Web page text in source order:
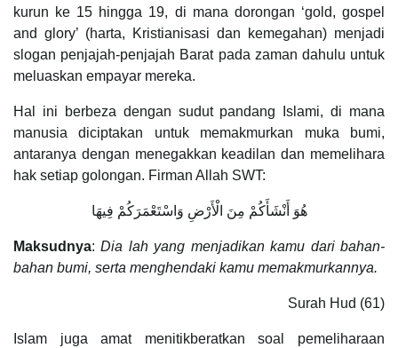
kurun ke 15 hingga 19, di mana dorongan ‘gold, gospel
and glory’ (harta, Kristianisasi dan kemegahan) menjadi
slogan penjajah-penjajah Barat pada zaman dahulu untuk
meluaskan empayar mereka.
Hal ini berbeza dengan sudut pandang Islami, di mana
manusia diciptakan untuk memakmurkan muka bumi,
antaranya dengan menegakkan keadilan dan memelihara
hak setiap golongan. Firman Allah SWT:
هُوَ أَنْشَأَكُمْ مِنَ الْأَرْضِ وَاسْتَعْمَرَكُمْ فِيهَا
Maksudnya:Dia lah yang menjadikan kamu dari bahan-
bahan bumi, serta menghendaki kamu memakmurkannya.
Surah Hud (61)
Islam juga amat menitikberatkan soal pemeliharaan